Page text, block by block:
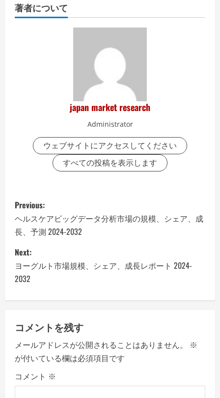
著者について
japan market research
Administrator
ウェブサイトにアクセスしてください
すべての投稿を表示します
P
o
s
t
n
a
v
i
g
a
Previous:
ヘルスケアビッグデータ分析市場の規模、シェア、成
長、予測 2024-2032
Next:
ヨーグルト市場規模、シェア、成長レポート 2024-
2032
コメントを残す
メールアドレスが公開されることはありません。
※
が付いている欄は必須項目です
コメント ※